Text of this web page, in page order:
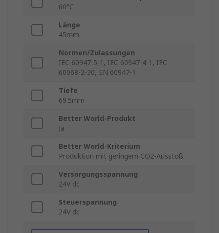
60°C
Länge
45mm
Normen/Zulassungen
IEC 60947-5-1, IEC 60947-4-1, IEC
60068-2-30, EN 60947-1
Tiefe
69.5mm
Better World-Produkt
Ja
Better World-Kriterium
Produktion mit geringem CO2-Ausstoß
Versorgungsspannung
24V dc
Steuerspannung
24V dc